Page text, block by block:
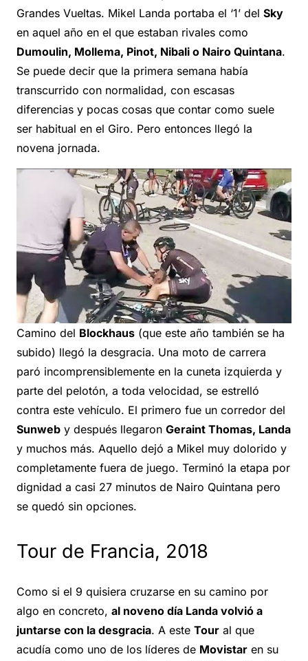
Grandes Vueltas. Mikel Landa portaba el ‘1’ del Sky
en aquel año en el que estaban rivales como
Dumoulin, Mollema, Pinot, Nibali o Nairo Quintana.
Se puede decir que la primera semana había
transcurrido con normalidad, con escasas
diferencias y pocas cosas que contar como suele
ser habitual en el Giro. Pero entonces llegó la
novena jornada.
Camino del Blockhaus (que este año también se ha
subido) llegó la desgracia. Una moto de carrera
paró incomprensiblemente en la cuneta izquierda y
parte del pelotón, a toda velocidad, se estrelló
contra este vehículo. El primero fue un corredor del
Sunweb y después llegaron Geraint Thomas, Landa
y muchos más. Aquello dejó a Mikel muy dolorido y
completamente fuera de juego. Terminó la etapa por
dignidad a casi 27 minutos de Nairo Quintana pero
se quedó sin opciones.
Tour de Francia, 2018
Como si el 9 quisiera cruzarse en su camino por
algo en concreto, al noveno día Landa volvió a
juntarse con la desgracia. A este Tour al que
acudía como uno de los líderes de Movistar en su